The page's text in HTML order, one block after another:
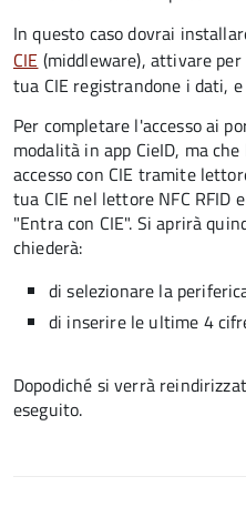
In questo caso dovrai
CIE (middleware), attivare
tua CIE registrandone i dati,
Per completare l'accesso ai
modalità in app CieID, ma
accesso con CIE tramite
tua CIE nel lettore NFC RFID
"Entra con CIE". Si aprirà
chiederà:
di selezionare la
di inserire le ultime 4
Dopodiché si verrà
eseguito.